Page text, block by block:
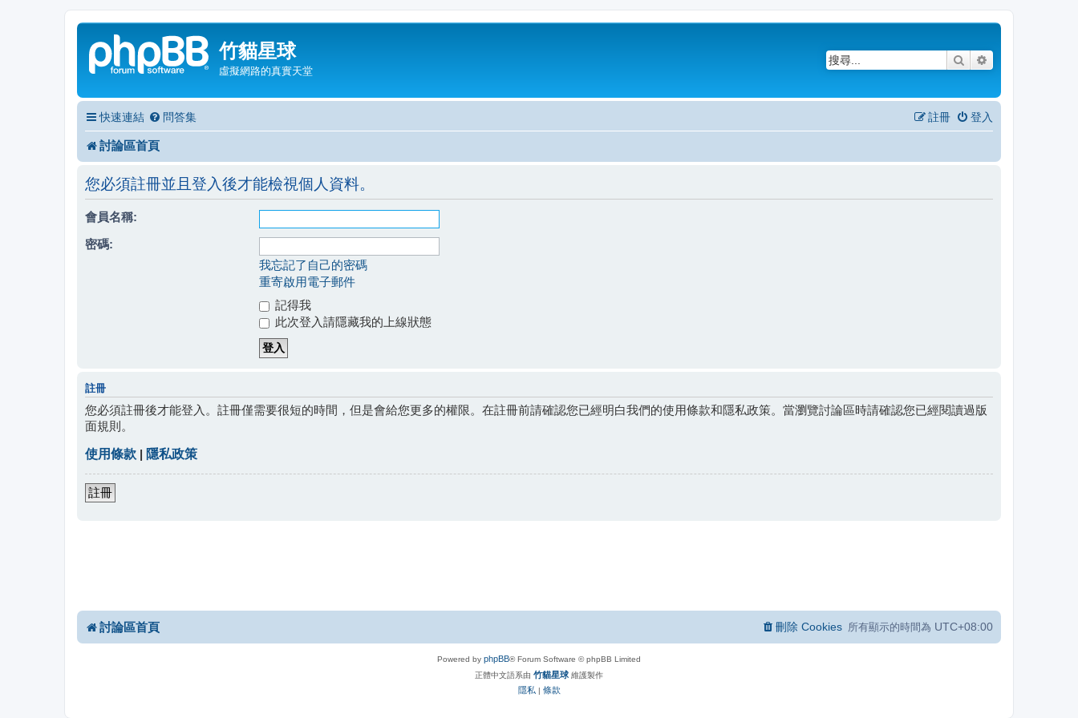
竹貓星球
虛擬網路的真實天堂
搜尋
快速連結 問答集 登入
註冊
討論區首頁
您必須註冊並且登入後才能檢視個人資料。
會員名稱:
密碼:
我忘記了自己的密碼
重寄啟用電子郵件
記得我
此次登入請隱藏我的上線狀態
註冊
您必須註冊後才能登入。註冊僅需要很短的時間，但是會給您更多的權限。在註冊前請確認您已經明白我們的使用條款和隱私政策。當瀏覽討論區時請確認您已經閱讀過版
面規則。
使用條款 | 隱私政策
註冊
討論區首頁 所有顯示的時間為 UTC+08:00
刪除 Cookies
Powered by phpBB® Forum Software © phpBB Limited
正體中文語系由 竹貓星球 維護製作
隱私 | 條款